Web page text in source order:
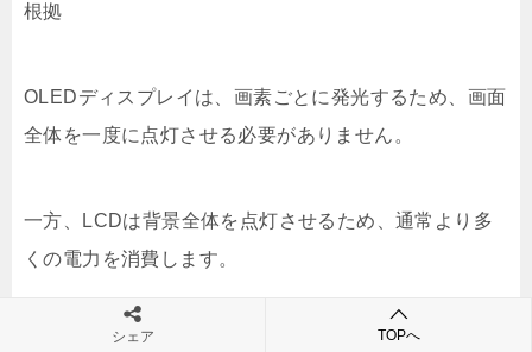
根拠
OLEDディスプレイは、画素ごとに発光するため、画面
全体を一度に点灯させる必要がありません。
一方、LCDは背景全体を点灯させるため、通常より多
くの電力を消費します。
3. プロセッサの効率
シェア TOPへ